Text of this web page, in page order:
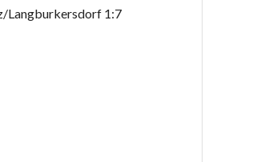
Langburkersdorf 1:7